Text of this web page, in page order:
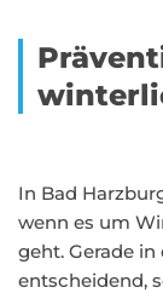
In Bad
wenn es um
geht. Gerade
entscheidend,